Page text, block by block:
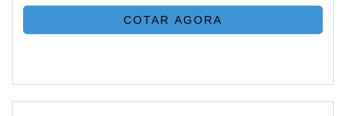
COTAR AGORA